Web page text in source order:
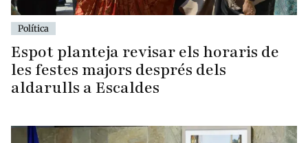
Política
Espot planteja revisar els horaris de
les festes majors després dels
aldarulls a Escaldes